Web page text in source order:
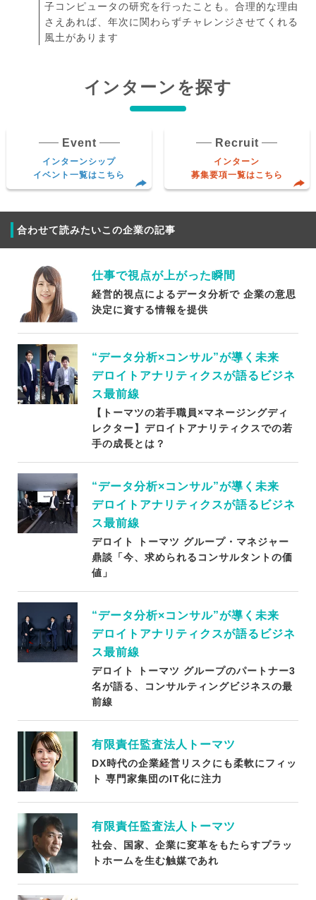
子コンピュータの研究を行ったことも。合理的な理由
さえあれば、年次に関わらずチャレンジさせてくれる
風土があります
インターンを探す
Event
インターンシップ
イベント一覧はこちら
Recruit
インターン
募集要項一覧はこちら
合わせて読みたいこの企業の記事
仕事で視点が上がった瞬間
経営的視点によるデータ分析で 企業の意思
決定に資する情報を提供
“データ分析×コンサル”が導く未来
デロイトアナリティクスが語るビジネ
ス最前線
【トーマツの若手職員×マネージングディ
レクター】デロイトアナリティクスでの若
手の成長とは？
“データ分析×コンサル”が導く未来
デロイトアナリティクスが語るビジネ
ス最前線
デロイト トーマツ グループ・マネジャー
鼎談「今、求められるコンサルタントの価
値」
“データ分析×コンサル”が導く未来
デロイトアナリティクスが語るビジネ
ス最前線
デロイト トーマツ グループのパートナー3
名が語る、コンサルティングビジネスの最
前線
有限責任監査法人トーマツ
DX時代の企業経営リスクにも柔軟にフィッ
ト 専門家集団のIT化に注力
有限責任監査法人トーマツ
社会、国家、企業に変革をもたらすプラッ
トホームを生む触媒であれ